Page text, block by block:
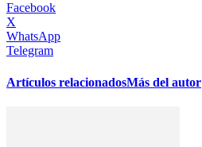
Facebook
X
WhatsApp
Telegram
Artículos relacionadosMás del autor